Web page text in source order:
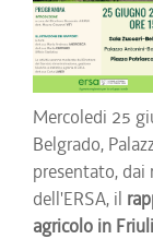
Mercoledi 25
Belgrado,
presentato, dai
dell'ERSA, il
agricolo in